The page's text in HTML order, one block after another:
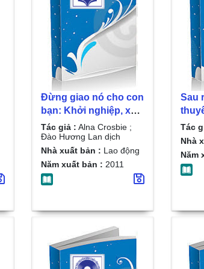
Đừng giao nó cho con
bạn: Khởi nghiệp, xây
dựng và duy trì doanh
nghiệp gia đình/ Alna
Crosbie ; Đào Hương
Lan dịch
Tác giả : Alna Crosbie ;
Đào Hương Lan dịch
Nhà xuất bản : Lao động
Năm xuất bản : 2011
Sau
Tác
Nhà
Năm